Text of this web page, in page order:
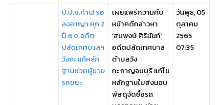
ป.ป.ช.ค้าน! รอ
ลงอาญา คุก 2
ปี 6 ด.อดีต
ปลัดเทศบาลฯ
วังกะ แก้หลัก
ฐานช่วยผู้ขาย
รถขยะ
เผยแพร่ความคืบ
หน้าคดีกล่าวหา
'สมพงษ์ ศิรินันท์'
อดีตปลัดเทศบาล
ตำบลวัง
กะ กาญจนบุรี แก้ไข
หลักฐานใบส่งมอบ
พัสดุจัดซื้อรถ
วันพุธ, 05
ตุลาคม
2565
07:35